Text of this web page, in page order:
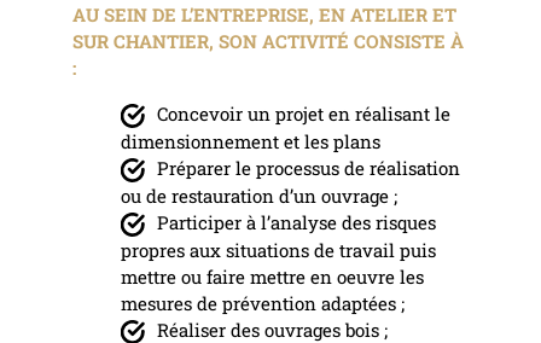
AU SEIN DE L’ENTREPRISE, EN ATELIER ET
SUR CHANTIER, SON ACTIVITÉ CONSISTE À
:
Concevoir un projet en réalisant le
dimensionnement et les plans
Préparer le processus de réalisation
ou de restauration d’un ouvrage ;
Participer à l’analyse des risques
propres aux situations de travail puis
mettre ou faire mettre en oeuvre les
mesures de prévention adaptées ;
Réaliser des ouvrages bois ;